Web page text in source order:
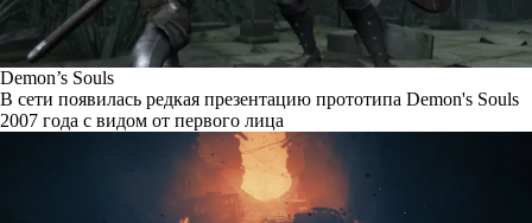
Demon’s Souls
В сети появилась редкая презентацию прототипа Demon's Souls
2007 года с видом от первого лица